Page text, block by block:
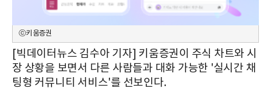
ⓒ키움증권
[빅데이터뉴스 김수아 기자] 키움증권이 주식 차트와 시
장 상황을 보면서 다른 사람들과 대화 가능한 '실시간 채
팅형 커뮤니티 서비스'를 선보인다.